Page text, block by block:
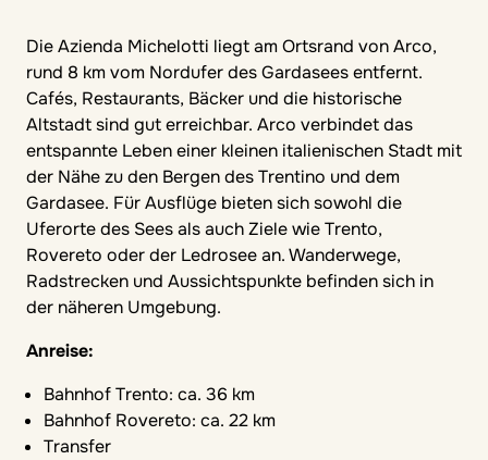
Die Azienda Michelotti liegt am Ortsrand von Arco,
rund 8 km vom Nordufer des Gardasees entfernt.
Cafés, Restaurants, Bäcker und die historische
Altstadt sind gut erreichbar. Arco verbindet das
entspannte Leben einer kleinen italienischen Stadt mit
der Nähe zu den Bergen des Trentino und dem
Gardasee. Für Ausflüge bieten sich sowohl die
Uferorte des Sees als auch Ziele wie Trento,
Rovereto oder der Ledrosee an. Wanderwege,
Radstrecken und Aussichtspunkte befinden sich in
der näheren Umgebung.
Anreise:
Bahnhof Trento: ca. 36 km
Bahnhof Rovereto: ca. 22 km
Transfer